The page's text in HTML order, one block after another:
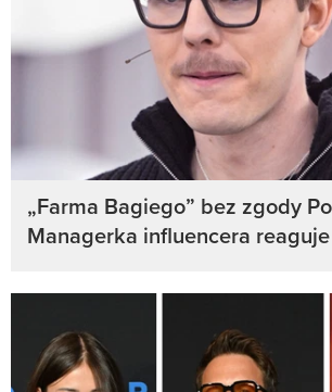
„Farma Bagiego” bez zgody
Managerka influencera reaguje